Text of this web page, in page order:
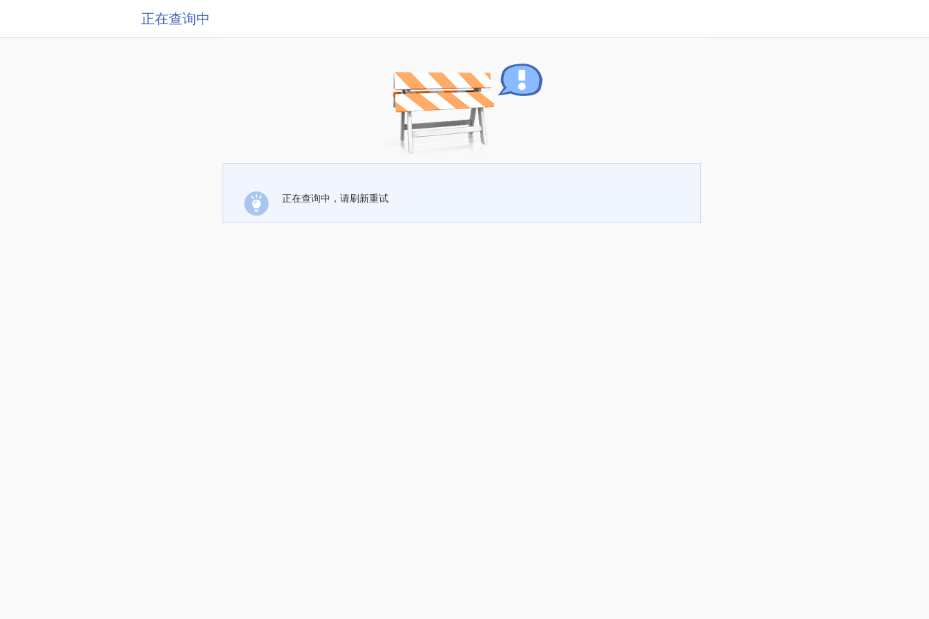
正在查询中
正在查询中，请刷新重试